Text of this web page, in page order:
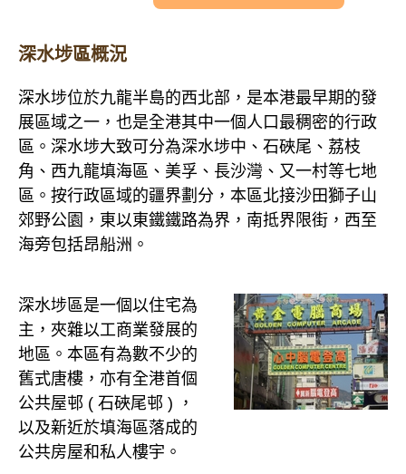
深水埗區概況
深水埗位於九龍半島的西北部，是本港最早期的發
展區域之一，也是全港其中一個人口最稠密的行政
區。深水埗大致可分為深水埗中、石硤尾、荔枝
角、西九龍填海區、美孚、長沙灣、又一村等七地
區。按行政區域的疆界劃分，本區北接沙田獅子山
郊野公園，東以東鐵鐵路為界，南抵界限街，西至
海旁包括昂船洲。
深水埗區是一個以住宅為
主，夾雜以工商業發展的
地區。本區有為數不少的
舊式唐樓，亦有全港首個
公共屋邨 ( 石硤尾邨 ) ，
以及新近於填海區落成的
公共房屋和私人樓宇。